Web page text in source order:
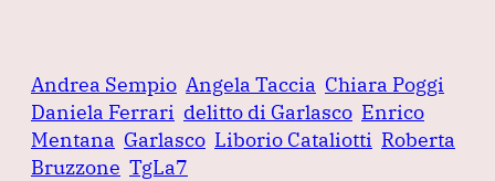
Andrea Sempio Angela Taccia Chiara Poggi
Daniela Ferrari delitto di Garlasco Enrico
Mentana Garlasco Liborio Cataliotti Roberta
Bruzzone TgLa7